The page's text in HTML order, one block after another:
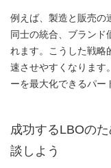
例えば、製造と販売の
同士の統合、ブランド
れます。こうした戦略
速させやすくなります
ーを最大化できるパー
成功するLBOの
談しよう